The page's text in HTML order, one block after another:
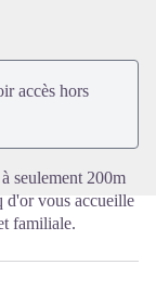
accès hors
seulement 200m
d'or vous accueille
familiale.